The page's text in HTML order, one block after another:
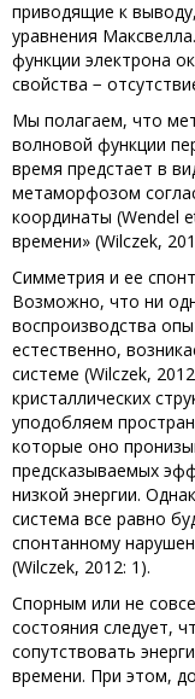
приводящие к
уравнения
функции электрона
свойства −
Мы полагаем, что
волновой функции
время предстает в
метаморфозом
координаты (Wendel
времени» (Wilczek,
Симметрия и ее
Возможно, что ни
воспроизводства
естественно,
системе (Wilczek,
кристаллических
уподобляем
которые оно
предсказываемых
низкой энергии.
система все равно
спонтанному
(Wilczek, 2012: 1).
Спорным или не
состояния следует,
сопутствовать
времени. При этом,